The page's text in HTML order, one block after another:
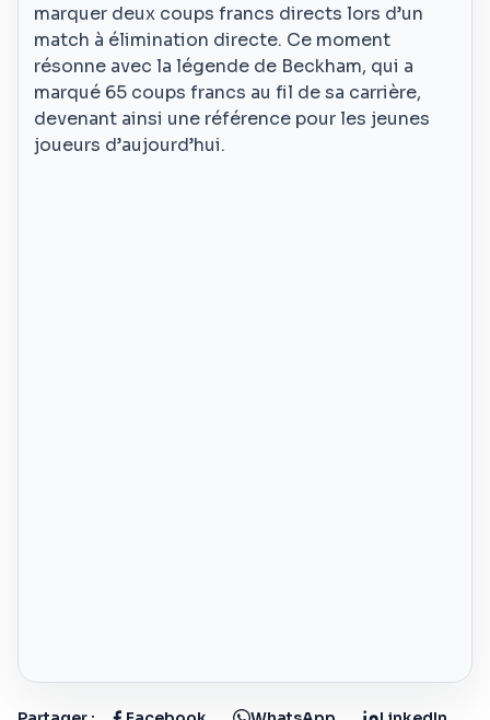
marquer deux coups francs directs lors d’un
match à élimination directe. Ce moment
résonne avec la légende de Beckham, qui a
marqué 65 coups francs au fil de sa carrière,
devenant ainsi une référence pour les jeunes
joueurs d’aujourd’hui.